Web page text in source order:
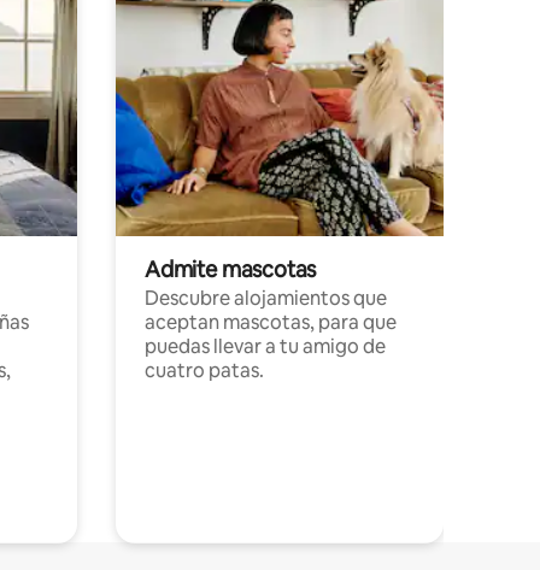
Admite mascotas
Descubre alojamientos que
aceptan mascotas, para que
puedas llevar a tu amigo de
cuatro patas.